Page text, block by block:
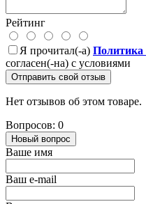
Рейтинг
Я прочитал(-а) Политика
согласен(-на) с условиями
Отправить свой отзыв
Нет отзывов об этом товаре.
Вопросов: 0
Новый вопрос
Ваше имя
Ваш e-mail